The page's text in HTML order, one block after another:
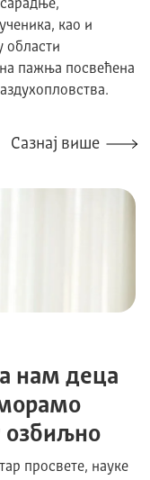
као и
области
пажња посвећена
Сазнај више
нам деца
озбиљно
просвете, науке